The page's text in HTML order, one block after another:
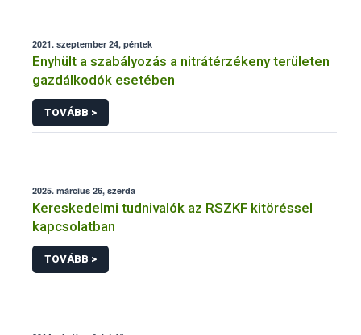
2021. szeptember 24, péntek
Enyhült a szabályozás a nitrátérzékeny területen
gazdálkodók esetében
TOVÁBB >
2025. március 26, szerda
Kereskedelmi tudnivalók az RSZKF kitöréssel
kapcsolatban
TOVÁBB >